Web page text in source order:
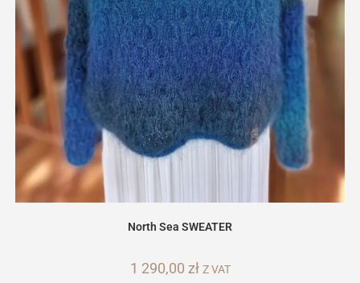
North Sea SWEATER
1 290,00 zł Z VAT